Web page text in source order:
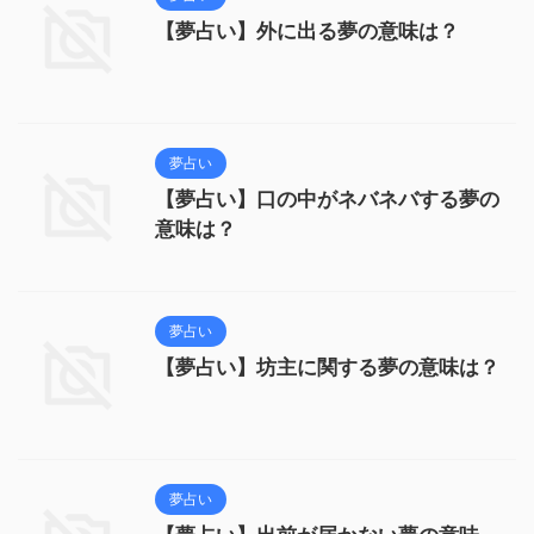
【夢占い】外に出る夢の意味は？
夢占い
【夢占い】口の中がネバネバする夢の
意味は？
夢占い
【夢占い】坊主に関する夢の意味は？
夢占い